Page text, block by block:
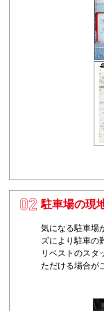
2
駐車場の現
気になる駐車場
ズにより駐車の
リベストのスタ
ただける場合が